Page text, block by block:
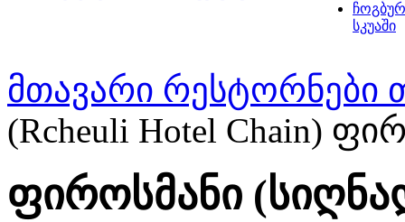
სკუაში
მთავარი რესტორნები
(Rcheuli Hotel Chain)
ფიროსმანი